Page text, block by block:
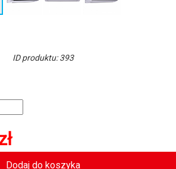
ID produktu: 393